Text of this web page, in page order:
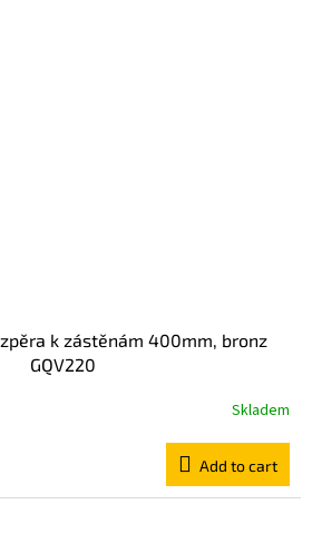
k zástěnám 400mm, bronz
GQV220
Skladem
Add to cart